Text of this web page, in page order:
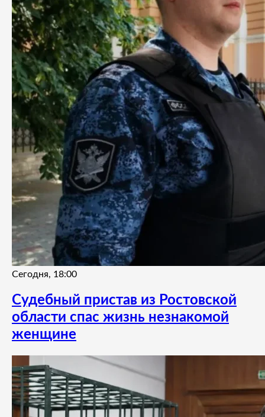
Сегодня, 18:00
Судебный пристав из Ростовской
области спас жизнь незнакомой
женщине